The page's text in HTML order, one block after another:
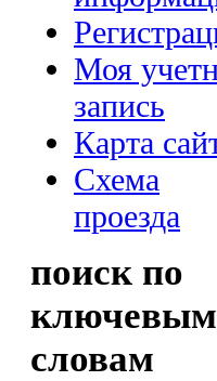
Моя
запись
Карта
Схема
проезда
поиск по
ключевым
словам